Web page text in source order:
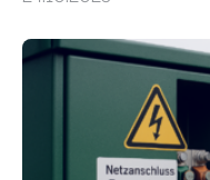
Forschungsprojekt
Quartieren“
Entwicklung,
Konzepten zur
sektorübergreifend
Projekt startete am